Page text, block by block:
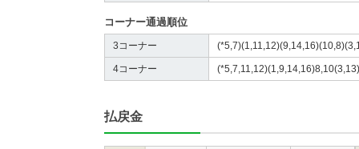
コーナー通過順位
3コーナー
4コーナー
払戻金